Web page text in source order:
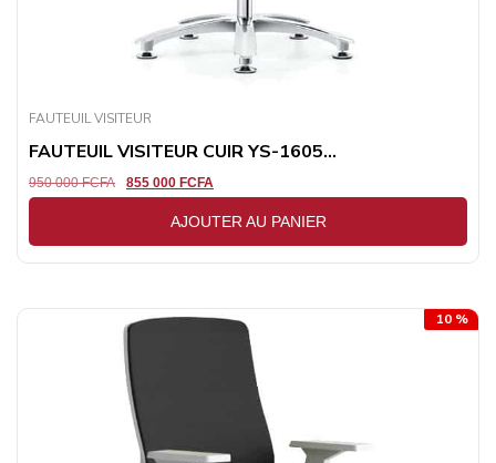
FAUTEUIL VISITEUR
FAUTEUIL VISITEUR CUIR YS-1605...
950 000FCFA 855 000 FCFA
AJOUTER AU PANIER
10 %